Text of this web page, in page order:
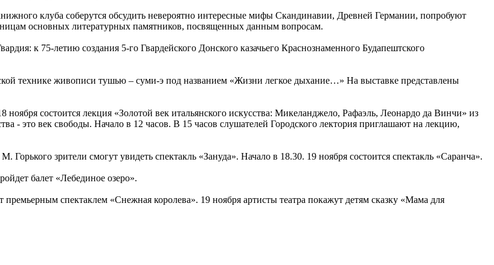
клуба соберутся обсудить невероятно интересные мифы Скандинавии, Древней Германии, попробуют
основных литературных памятников, посвященных данным вопросам.
к 75-летию создания 5-го Гвардейского Донского казачьего Краснознаменного Будапештского
технике живописи тушью – суми-э под названием «Жизни легкое дыхание…» На выставке представлены
ноября состоится лекция «Золотой век итальянского искусства: Микеланджело, Рафаэль, Леонардо да Винчи» из
- это век свободы. Начало в 12 часов. В 15 часов слушателей Городского лектория приглашают на лекцию,
зрители смогут увидеть спектакль «Зануда». Начало в 18.30. 19 ноября состоится спектакль «Саранча».
балет «Лебединое озеро».
спектаклем «Снежная королева». 19 ноября артисты театра покажут детям сказку «Мама для